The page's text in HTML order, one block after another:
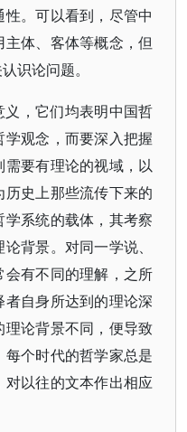
。可以看到，尽管中
体、客体等概念，但
识论问题。
，它们均表明中国哲
观念，而要深入把握
要有理论的视域，以
史上那些流传下来的
系统的载体，其考察
背景。对同一学说、
有不同的理解，之所
自身所达到的理论深
论背景不同，便导致
个时代的哲学家总是
以往的文本作出相应